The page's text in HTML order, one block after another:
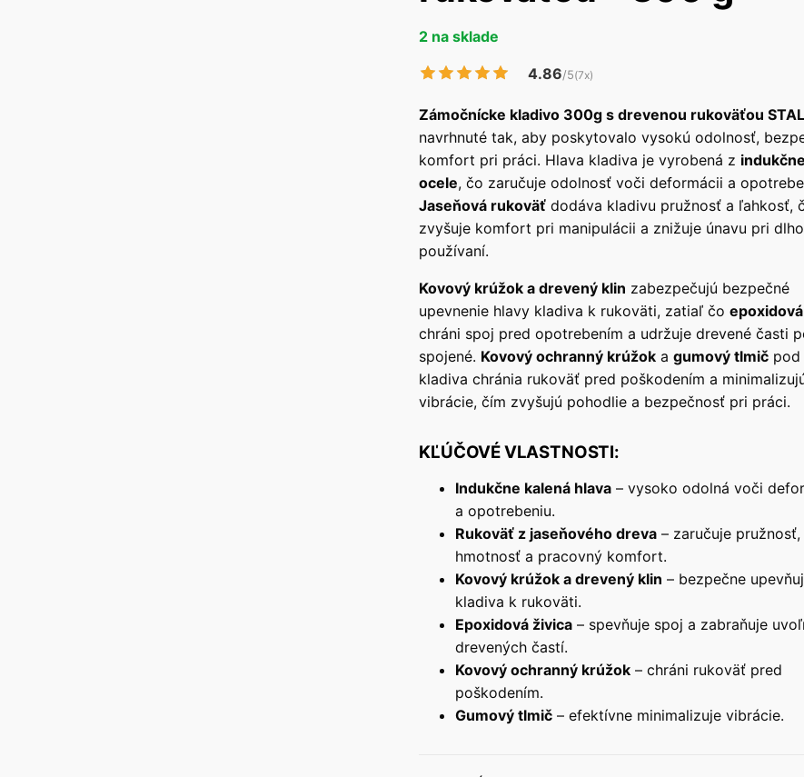
2 na sklade
4.86/5(7x)
Zámočnícke kladivo 300g s drevenou rukoväťou
navrhnuté tak, aby poskytovalo vysokú odolnosť,
komfort pri práci. Hlava kladiva je vyrobená z
ocele, čo zaručuje odolnosť voči deformácii a
Jaseňová rukoväť dodáva kladivu pružnosť a ľahkosť,
zvyšuje komfort pri manipulácii a znižuje únavu pri
používaní.
Kovový krúžok a drevený klin zabezpečujú bezpečné
upevnenie hlavy kladiva k rukoväti, zatiaľ čo
chráni spoj pred opotrebením a udržuje drevené časti
spojené. Kovový ochranný krúžok agumový tlmič pod
kladiva chránia rukoväť pred poškodením a
vibrácie, čím zvyšujú pohodlie a bezpečnosť pri práci.
KĽÚČOVÉ VLASTNOSTI:
Indukčne kalená hlava – vysoko odolná voči
a opotrebeniu.
Rukoväť z jaseňového dreva – zaručuje pružnosť,
hmotnosť a pracovný komfort.
Kovový krúžok a drevený klin – bezpečne
kladiva k rukoväti.
Epoxidová živica – spevňuje spoj a zabraňuje
drevených častí.
Kovový ochranný krúžok – chráni rukoväť pred
poškodením.
Gumový tlmič – efektívne minimalizuje vibrácie.